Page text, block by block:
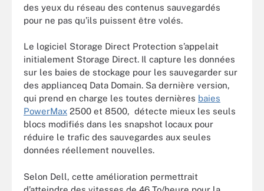
des yeux du réseau des contenus sauvegardés
pour ne pas qu’ils puissent être volés.
Le logiciel Storage Direct Protection s’appelait
initialement Storage Direct. Il capture les données
sur les baies de stockage pour les sauvegarder sur
des applianceq Data Domain. Sa dernière version,
qui prend en charge les toutes dernières baies
PowerMax 2500 et 8500, détecte mieux les seuls
blocs modifiés dans les snapshot locaux pour
réduire le trafic des sauvegardes aux seules
données réellement nouvelles.
Selon Dell, cette amélioration permettrait